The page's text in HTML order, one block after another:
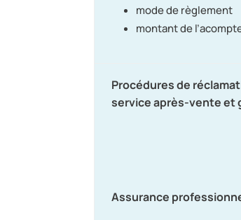
mode de règlement
montant de
Procédures de
service après-vente et
Assurance